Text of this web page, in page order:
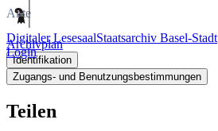
Digitaler LesesaalStaatsarchiv Basel-Stadt
Login
Akte
Archivplan
Identifikation
Zugangs- und Benutzungsbestimmungen
Teilen